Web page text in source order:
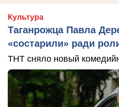
Культура
Таганрожца Павла
«состарили» ради
ТНТ сняло новый